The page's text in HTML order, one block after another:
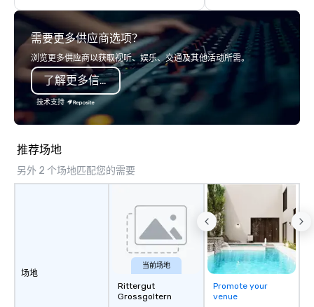
think like a Silicon
explore the mindsets
world's fastest-
or walk away with a
innovation playbook,
Fully customizable by
需要更多供应商选项？
浏览更多供应商以获取视听、娱乐、交通及其他活动所需。
了解更多信息
技术支持
推荐场地
另外 2 个场地匹配您的需要
场地
当前场地
Rittergut
Grossgoltern
Promote your
venue